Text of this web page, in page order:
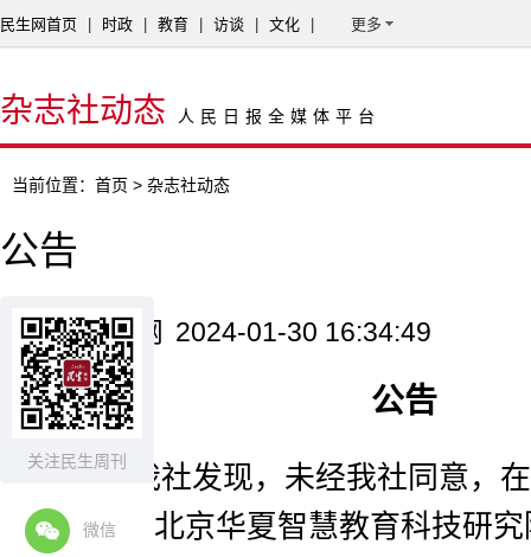
关注民生周刊
微信
民生网首页 时政 教育 访谈 文化 更多
杂志社动态 人民日报全媒体平台
当前位置： 首页 > 杂志社动态
公告
来源：民生网 2024-01-30 16:34:49
公告
近期，我社发现，未经我社同意，
的情况下，北京华夏智慧教育科技研